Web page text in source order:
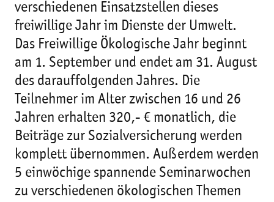
verschiedenen Einsatzstellen dieses
freiwillige Jahr im Dienste der Umwelt.
Das Freiwillige Ökologische Jahr beginnt
am 1. September und endet am 31. August
des darauffolgenden Jahres. Die
Teilnehmer im Alter zwischen 16 und 26
Jahren erhalten 320,- € monatlich, die
Beiträge zur Sozialversicherung werden
komplett übernommen. Außerdem werden
5 einwöchige spannende Seminarwochen
zu verschiedenen ökologischen Themen